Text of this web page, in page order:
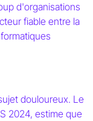
d'organisations
fiable entre la
douloureux. Le
2024, estime que